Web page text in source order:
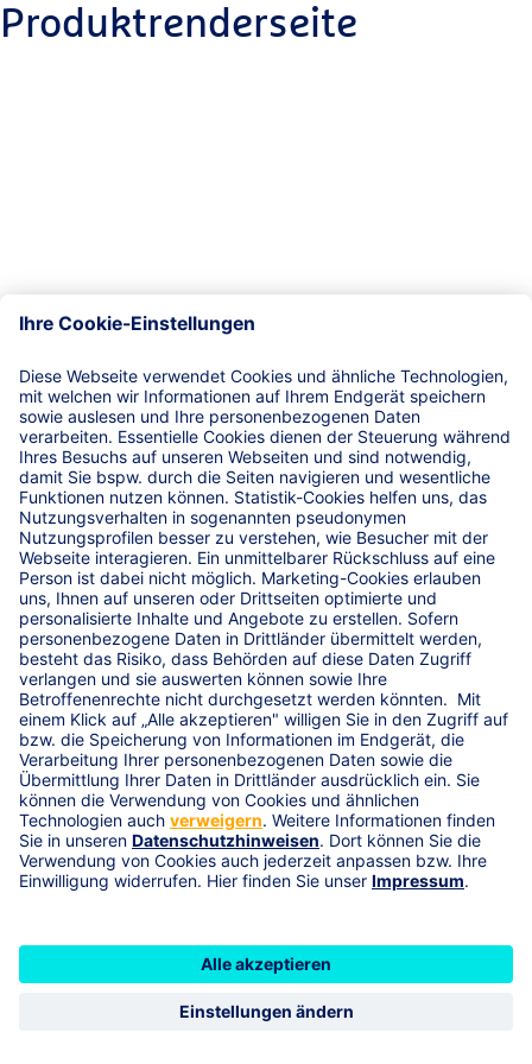
Produktrenderseite